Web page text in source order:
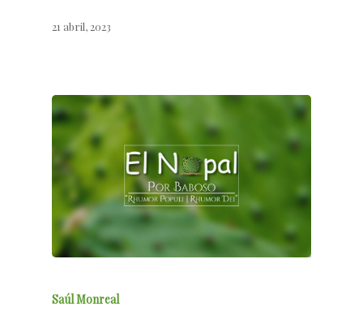
21 abril, 2023
Saúl Monreal